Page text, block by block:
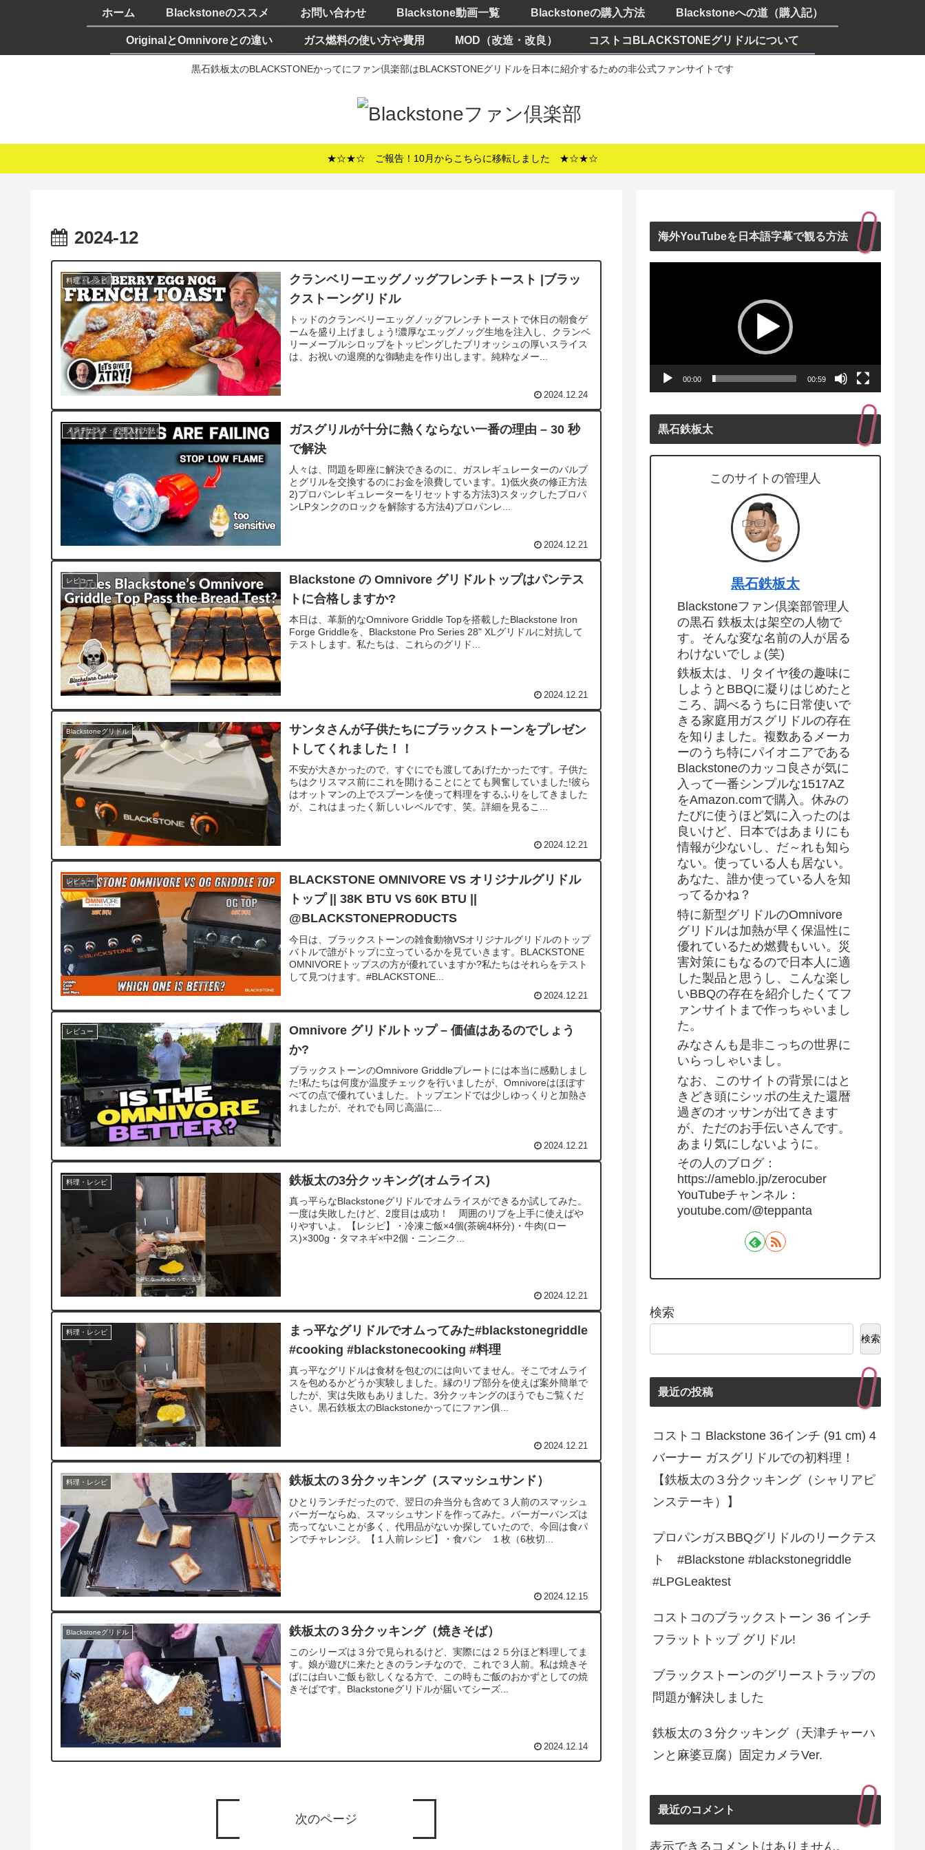
黒石鉄板太のBLACKSTONEかってにファン倶楽部はBLACKSTONEグリドルを日本に紹介するための非公式ファンサイトです
ホーム Blackstoneのススメ お問い合わせ Blackstone動画一覧 Blackstoneの購入方法 Blackstoneへの道（購入記）
OriginalとOmnivoreとの違い ガス燃料の使い方や費用 MOD（改造・改良） コストコBLACKSTONEグリドルについて
★☆★☆ ご報告！10月からこちらに移転しました ★☆★☆
2024-12
料理・レシピ
クランベリーエッグノッグフレンチトースト |ブラッ
クストーングリドル
トッドのクランベリーエッグノッグフレンチトーストで休日の朝食ゲ
ームを盛り上げましょう!濃厚なエッグノッグ生地を注入し、クランベ
リーメープルシロップをトッピングしたブリオッシュの厚いスライス
は、お祝いの退廃的な御馳走を作り出します。純粋なメー...
2024.12.24
メンテナンス・お手入れ方法
ガスグリルが十分に熱くならない一番の理由 – 30 秒
で解決
人々は、問題を即座に解決できるのに、ガスレギュレーターのバルブ
とグリルを交換するのにお金を浪費しています。1)低火炎の修正方法
2)プロパンレギュレーターをリセットする方法3)スタックしたプロパ
ンLPタンクのロックを解除する方法4)プロパンレ...
2024.12.21
レビュー
Blackstone の Omnivore グリドルトップはパンテス
トに合格しますか?
本日は、革新的なOmnivore Griddle Topを搭載したBlackstone Iron
Forge Griddleを、Blackstone Pro Series 28" XLグリドルに対抗して
テストします。私たちは、これらのグリド...
2024.12.21
Blackstoneグリドル
サンタさんが子供たちにブラックストーンをプレゼン
トしてくれました！！
不安が大きかったので、すぐにでも渡してあげたかったです。子供た
ちはクリスマス前にこれを開けることにとても興奮していました!彼ら
はオットマンの上でスプーンを使って料理をするふりをしてきました
が、これはまったく新しいレベルです、笑。詳細を見るこ...
2024.12.21
レビュー
BLACKSTONE OMNIVORE VS オリジナルグリドル
トップ || 38K BTU VS 60K BTU ||
@BLACKSTONEPRODUCTS
今日は、ブラックストーンの雑食動物VSオリジナルグリドルのトップ
バトルで誰がトップに立っているかを見ていきます。BLACKSTONE
OMNIVOREトップスの方が優れていますか?私たちはそれらをテスト
して見つけます。#BLACKSTONE...
2024.12.21
レビュー
Omnivore グリドルトップ – 価値はあるのでしょう
か?
ブラックストーンのOmnivore Griddleプレートには本当に感動しまし
た!私たちは何度か温度チェックを行いましたが、Omnivoreはほぼす
べての点で優れていました。トップエンドでは少しゆっくりと加熱さ
れましたが、それでも同じ高温に...
2024.12.21
料理・レシピ 鉄板太の3分クッキング(オムライス)
真っ平らなBlackstoneグリドルでオムライスができるか試してみた。
一度は失敗したけど、2度目は成功！ 周囲のリブを上手に使えばや
りやすいよ。【レシピ】・冷凍ご飯×4個(茶碗4杯分)・牛肉(ロー
ス)×300g・タマネギ×中2個・ニンニク...
2024.12.21
料理・レシピ
まっ平なグリドルでオムってみた#blackstonegriddle
#cooking #blackstonecooking #料理
真っ平なグリドルは食材を包むのには向いてません。そこでオムライ
スを包めるかどうか実験しました。縁のリブ部分を使えば案外簡単で
したが、実は失敗もありました。3分クッキングのほうでもご覧くだ
さい。黒石鉄板太のBlackstoneかってにファン俱...
2024.12.21
料理・レシピ 鉄板太の３分クッキング（スマッシュサンド）
ひとりランチだったので、翌日の弁当分も含めて３人前のスマッシュ
バーガーならぬ、スマッシュサンドを作ってみた。バーガーバンズは
売ってないことが多く、代用品がないか探していたので、今回は食パ
ンでチャレンジ。【１人前レシピ】・食パン １枚（6枚切...
2024.12.15
Blackstoneグリドル 鉄板太の３分クッキング（焼きそば）
このシリーズは３分で見られるけど、実際には２５分ほど料理してま
す。娘が遊びに来たときのランチなので、これで３人前。私は焼きそ
ばには白いご飯も欲しくなる方で、この時もご飯のおかずとしての焼
きそばです。Blackstoneグリドルが届いてシーズ...
2024.12.14
次のページ
海外YouTubeを日本語字幕で観る方法
00:00 00:59
黒石鉄板太
このサイトの管理人
黒石鉄板太
Blackstoneファン倶楽部管理人
の黒石 鉄板太は架空の人物で
す。そんな変な名前の人が居る
わけないでしょ(笑)
鉄板太は、リタイヤ後の趣味に
しようとBBQに凝りはじめたと
ころ、調べるうちに日常使いで
きる家庭用ガスグリドルの存在
を知りました。複数あるメーカ
ーのうち特にパイオニアである
Blackstoneのカッコ良さが気に
入って一番シンプルな1517AZ
をAmazon.comで購入。休みの
たびに使うほど気に入ったのは
良いけど、日本ではあまりにも
情報が少ないし、だ～れも知ら
ない。使っている人も居ない。
あなた、誰か使っている人を知
ってるかね？
特に新型グリドルのOmnivore
グリドルは加熱が早く保温性に
優れているため燃費もいい。災
害対策にもなるので日本人に適
した製品と思うし、こんな楽し
いBBQの存在を紹介したくてフ
ァンサイトまで作っちゃいまし
た。
みなさんも是非こっちの世界に
いらっしゃいまし。
なお、このサイトの背景にはと
きどき頭にシッポの生えた還暦
過ぎのオッサンが出てきます
が、ただのお手伝いさんです。
あまり気にしないように。
その人のブログ：
https://ameblo.jp/zerocuber
YouTubeチャンネル：
youtube.com/@teppanta
検索
検索
最近の投稿
コストコ Blackstone 36インチ (91 cm) 4
バーナー ガスグリドルでの初料理！
【鉄板太の３分クッキング（シャリアピ
ンステーキ）】
プロパンガスBBQグリドルのリークテス
ト #Blackstone #blackstonegriddle
#LPGLeaktest
コストコのブラックストーン 36 インチ
フラットトップ グリドル!
ブラックストーンのグリーストラップの
問題が解決しました
鉄板太の３分クッキング（天津チャーハ
ンと麻婆豆腐）固定カメラVer.
最近のコメント
表示できるコメントはありません。